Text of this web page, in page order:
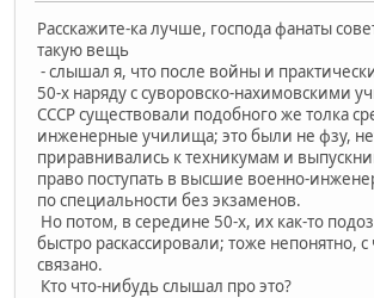
Расскажите-ка лучше, господа фанаты
такую вещь
- слышал я, что после войны и
50-х наряду с суворовско-нахимовскими
СССР существовали подобного же толка
инженерные училища; это были не фзу,
приравнивались к техникумам и
право поступать в высшие военно-
по специальности без экзаменов.
Но потом, в середине 50-х, их как-то
быстро раскассировали; тоже непонятно, с
связано.
Кто что-нибудь слышал про это?